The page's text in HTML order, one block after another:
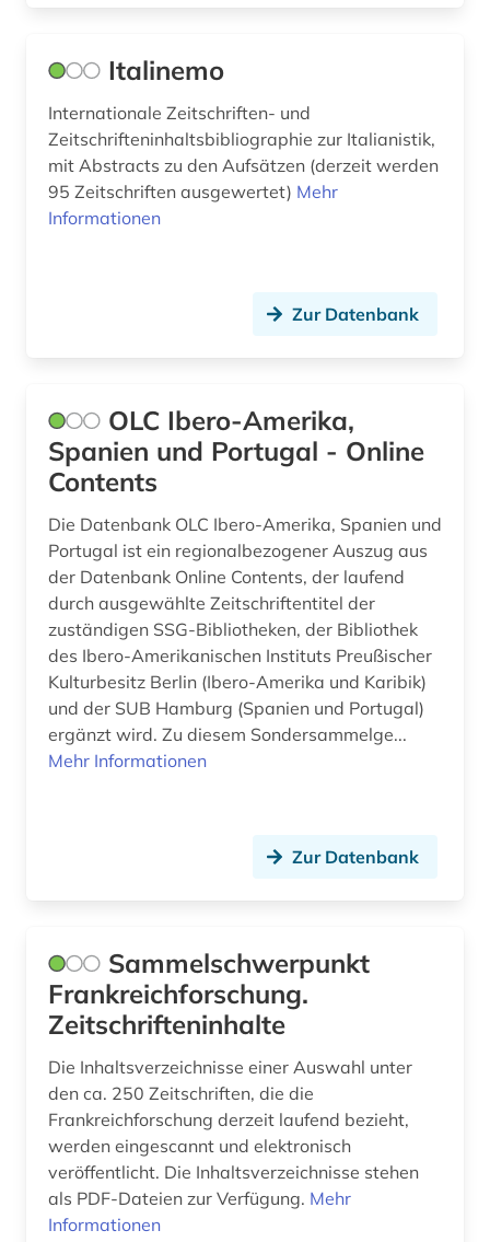
musiker (1)
musikgeschichte (1)
naher osten (4)
neuerwerbung (1)
niedersachsen (2)
nordafrika (2)
nordrhein-westfalen (2)
oberösterreich (1)
online-ressource (1)
oper (1)
oral history (1)
papiamento (1)
paris (1)
parlamentsdebatte (1)
pfalz (1)
politik (5)
Italinemo
Internationale Zeitschriften- und
Zeitschrifteninhaltsbibliographie zur Italianistik,
mit Abstracts zu den Aufsätzen (derzeit werden
95 Zeitschriften ausgewertet) Mehr
Informationen
Zur Datenbank
OLC Ibero-Amerika,
Spanien und Portugal - Online
Contents
Die Datenbank OLC Ibero-Amerika, Spanien und
Portugal ist ein regionalbezogener Auszug aus
der Datenbank Online Contents, der laufend
durch ausgewählte Zeitschriftentitel der
zuständigen SSG-Bibliotheken, der Bibliothek
des Ibero-Amerikanischen Instituts Preußischer
Kulturbesitz Berlin (Ibero-Amerika und Karibik)
und der SUB Hamburg (Spanien und Portugal)
ergänzt wird. Zu diesem Sondersammelge...
Mehr Informationen
Zur Datenbank
Sammelschwerpunkt
Frankreichforschung.
Zeitschrifteninhalte
Die Inhaltsverzeichnisse einer Auswahl unter
den ca. 250 Zeitschriften, die die
Frankreichforschung derzeit laufend bezieht,
werden eingescannt und elektronisch
veröffentlicht. Die Inhaltsverzeichnisse stehen
als PDF-Dateien zur Verfügung. Mehr
Informationen